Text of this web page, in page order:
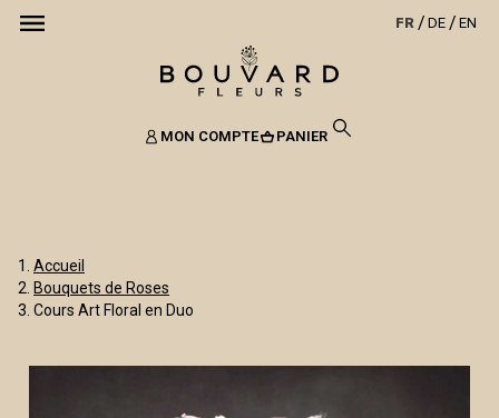
FR DE EN
MON COMPTE PANIER
Accueil
Bouquets de Roses
Cours Art Floral en Duo